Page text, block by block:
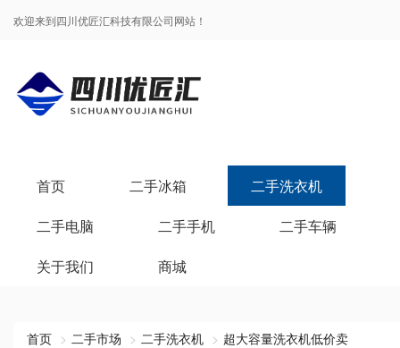
欢迎来到四川优匠汇科技有限公司网站！
首页 二手冰箱
二手洗衣机
二手电脑
二手手机
二手车辆
关于我们
商城
首页 二手市场 二手洗衣机 超大容量洗衣机低价卖